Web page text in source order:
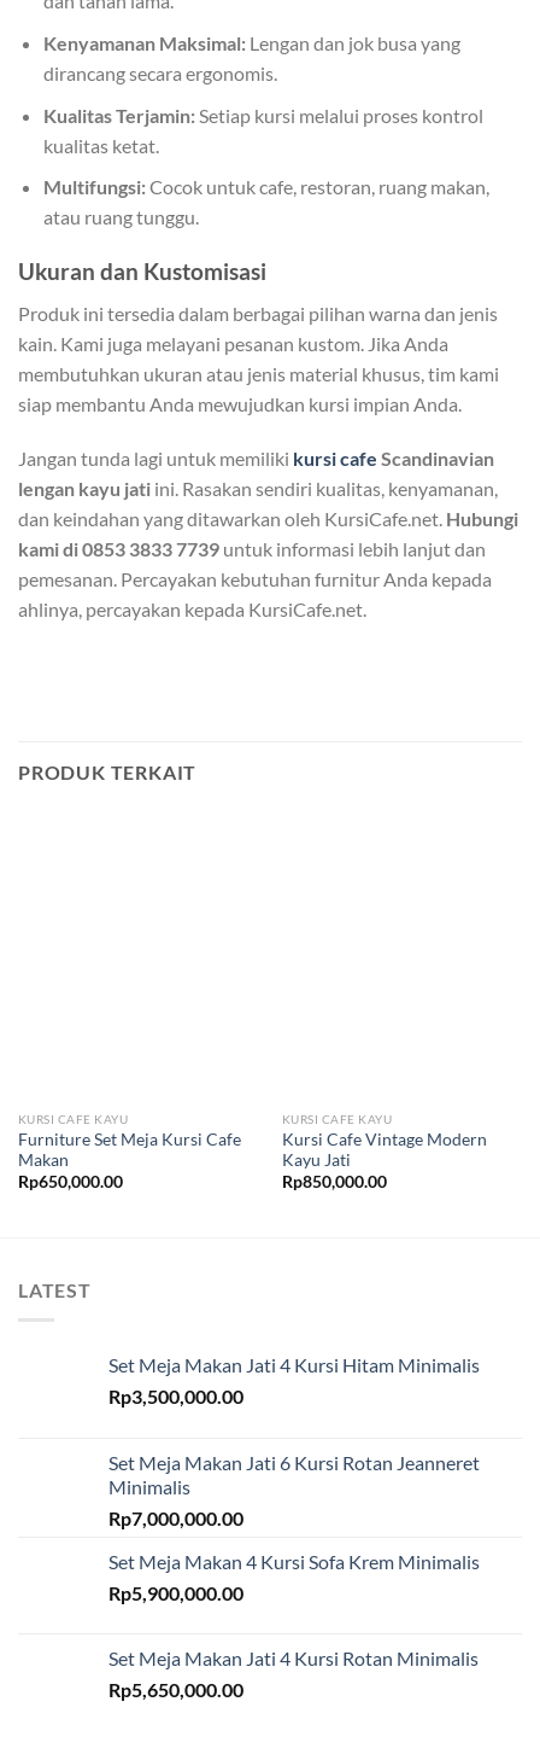
Kenyamanan Maksimal:Lengan dan jok busa yang
dirancang secara ergonomis.
Kualitas Terjamin:Setiap kursi melalui proses kontrol
kualitas ketat.
Multifungsi:Cocok untuk cafe, restoran, ruang makan,
atau ruang tunggu.
Ukuran dan Kustomisasi
Produk ini tersedia dalam berbagai pilihan warna dan jenis
kain. Kami juga melayani pesanan kustom. Jika Anda
membutuhkan ukuran atau jenis material khusus, tim kami
siap membantu Anda mewujudkan kursi impian Anda.
Jangan tunda lagi untuk memiliki kursi cafe Scandinavian
lengan kayu jati ini. Rasakan sendiri kualitas, kenyamanan,
dan keindahan yang ditawarkan oleh KursiCafe.net. Hubungi
kami di 0853 3833 7739 untuk informasi lebih lanjut dan
pemesanan. Percayakan kebutuhan furnitur Anda kepada
ahlinya, percayakan kepada KursiCafe.net.
PRODUK TERKAIT
KURSI CAFE KAYU
Furniture Set Meja Kursi Cafe
Makan
Rp650,000.00
KURSI CAFE KAYU
Kursi Cafe Vintage Modern
Kayu Jati
Rp850,000.00
LATEST
Set Meja Makan Jati 4 Kursi Hitam Minimalis
Rp3,500,000.00
Set Meja Makan Jati 6 Kursi Rotan Jeanneret
Minimalis
Rp7,000,000.00
Set Meja Makan 4 Kursi Sofa Krem Minimalis
Rp5,900,000.00
Set Meja Makan Jati 4 Kursi Rotan Minimalis
Rp5,650,000.00